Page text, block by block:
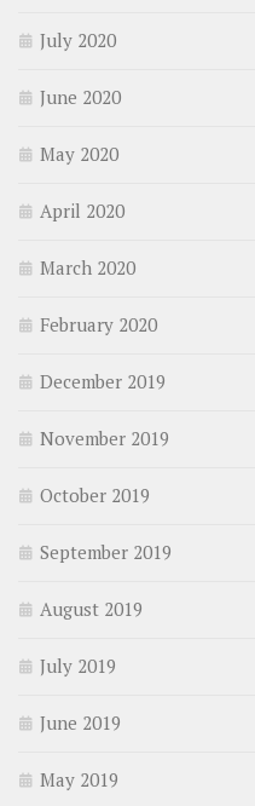
July 2020
June 2020
May 2020
April 2020
March 2020
February 2020
December 2019
November 2019
October 2019
September 2019
August 2019
July 2019
June 2019
May 2019